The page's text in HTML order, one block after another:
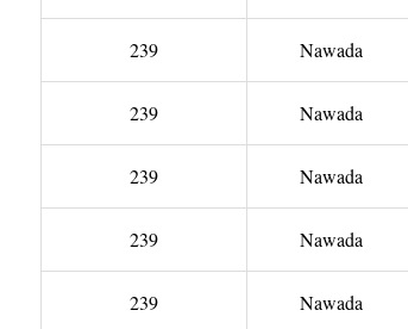
239 Nawada
239 Nawada
239 Nawada
239 Nawada
239 Nawada